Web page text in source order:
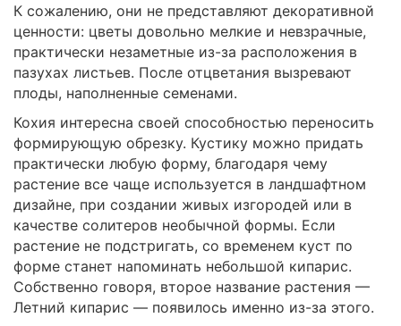
К сожалению, они не представляют декоративной
ценности: цветы довольно мелкие и невзрачные,
практически незаметные из-за расположения в
пазухах листьев. После отцветания вызревают
плоды, наполненные семенами.
Кохия интересна своей способностью переносить
формирующую обрезку. Кустику можно придать
практически любую форму, благодаря чему
растение все чаще используется в ландшафтном
дизайне, при создании живых изгородей или в
качестве солитеров необычной формы. Если
растение не подстригать, со временем куст по
форме станет напоминать небольшой кипарис.
Собственно говоря, второе название растения —
Летний кипарис — появилось именно из-за этого.